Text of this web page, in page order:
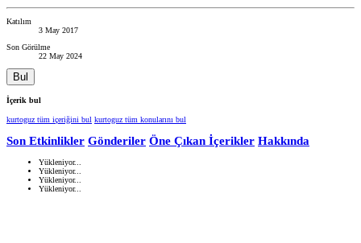
Katılım
3 May 2017
Son Görülme
22 May 2024
Bul
İçerik bul
kurtoguz tüm içeriğini bul kurtoguz tüm konularını bul
Son Etkinlikler Gönderiler Öne Çıkan İçerikler Hakkında
Yükleniyor...
Yükleniyor...
Yükleniyor...
Yükleniyor...